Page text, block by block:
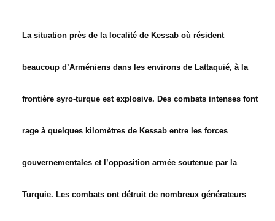
CONTACT
La situation près de la localité de Kessab où résident
beaucoup d’Arméniens dans les environs de Lattaquié, à la
frontière syro-turque est explosive. Des combats intenses font
rage à quelques kilomètres de Kessab entre les forces
gouvernementales et l’opposition armée soutenue par la
Turquie. Les combats ont détruit de nombreux générateurs